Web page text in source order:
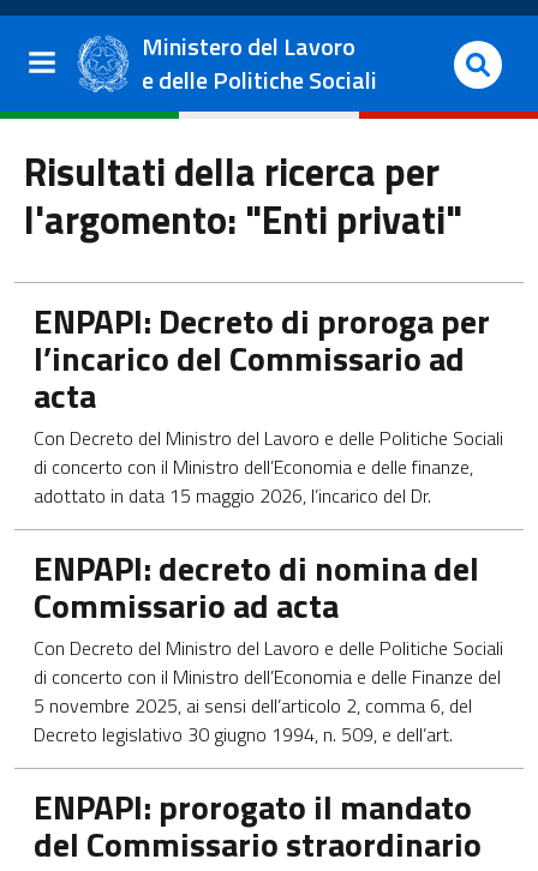
Salta al contenuto principale
Vai al footer
Ministero del Lavoro
e delle Politiche Sociali
Risultati della ricerca per
l'argomento: "Enti privati"
ENPAPI: Decreto di proroga per
l’incarico del Commissario ad
acta
Con Decreto del Ministro del Lavoro e delle Politiche Sociali
di concerto con il Ministro dell’Economia e delle finanze,
adottato in data 15 maggio 2026, l’incarico del Dr.
ENPAPI: decreto di nomina del
Commissario ad acta
Con Decreto del Ministro del Lavoro e delle Politiche Sociali
di concerto con il Ministro dell’Economia e delle Finanze del
5 novembre 2025, ai sensi dell’articolo 2, comma 6, del
Decreto legislativo 30 giugno 1994, n. 509, e dell’art.
ENPAPI: prorogato il mandato
del Commissario straordinario